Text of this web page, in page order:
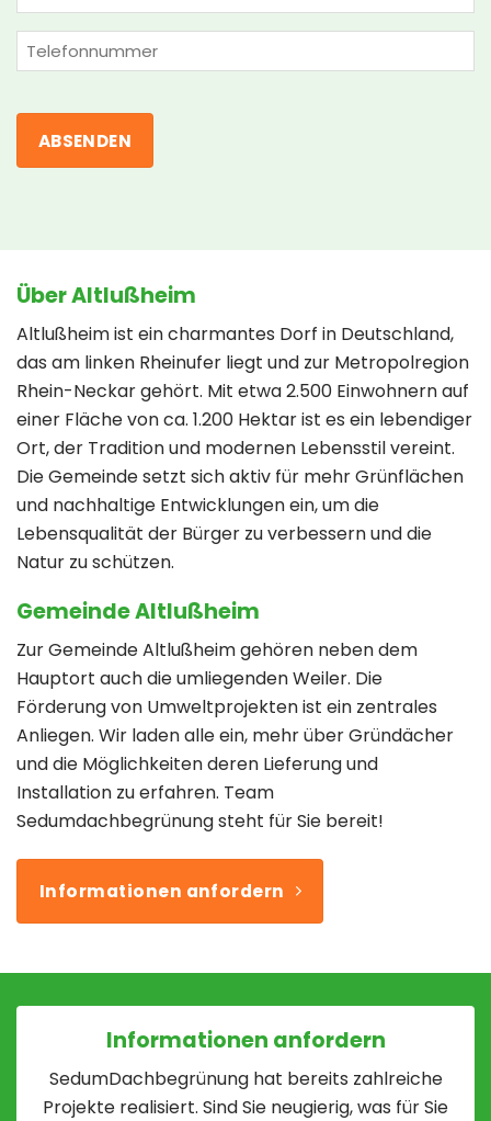
(erforderlich)
Phone
Über Altlußheim
Altlußheim ist ein charmantes Dorf in Deutschland,
das am linken Rheinufer liegt und zur Metropolregion
Rhein-Neckar gehört. Mit etwa 2.500 Einwohnern auf
einer Fläche von ca. 1.200 Hektar ist es ein lebendiger
Ort, der Tradition und modernen Lebensstil vereint.
Die Gemeinde setzt sich aktiv für mehr Grünflächen
und nachhaltige Entwicklungen ein, um die
Lebensqualität der Bürger zu verbessern und die
Natur zu schützen.
Gemeinde Altlußheim
Zur Gemeinde Altlußheim gehören neben dem
Hauptort auch die umliegenden Weiler. Die
Förderung von Umweltprojekten ist ein zentrales
Anliegen. Wir laden alle ein, mehr über Gründächer
und die Möglichkeiten deren Lieferung und
Installation zu erfahren. Team
Sedumdachbegrünung steht für Sie bereit!
Informationen anfordern
Informationen anfordern
SedumDachbegrünung hat bereits zahlreiche
Projekte realisiert. Sind Sie neugierig, was für Sie